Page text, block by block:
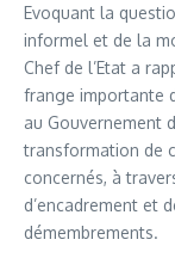
Evoquant la
informel et de la
Chef de l’Etat a
frange importante
au Gouvernement
transformation de
concernés, à
d’encadrement et
démembrements.